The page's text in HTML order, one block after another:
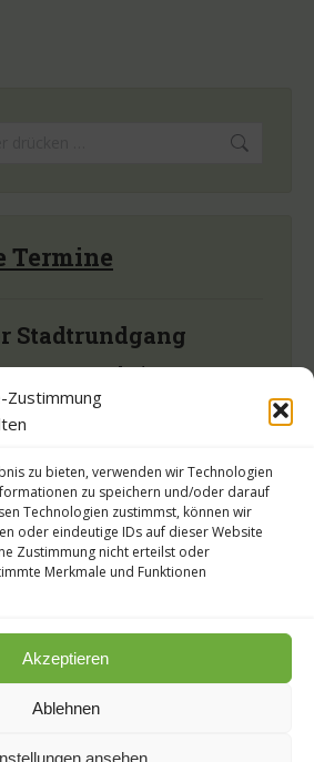
Zustimmung
zu bieten, verwenden wir Technologien
zu speichern und/oder darauf
Technologien zustimmst, können wir
oder eindeutige IDs auf dieser Website
Zustimmung nicht erteilst oder
Merkmale und Funktionen
Akzeptieren
Ablehnen
ansehen
Termine
Stadtrundgang
Vergangenheit –
unsere Rundgänge nicht statt.
hier informieren.
Ihnenpark –
–